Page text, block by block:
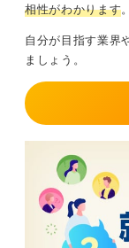
げていました。
英語が苦手だ
大限に活かし
という舞台で
相性がわかります。
自分が目指す業界
ましょう。